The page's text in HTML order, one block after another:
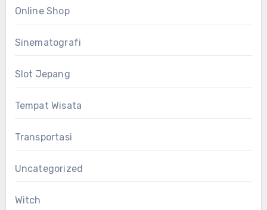
Online Shop
Sinematografi
Slot Jepang
Tempat Wisata
Transportasi
Uncategorized
Witch